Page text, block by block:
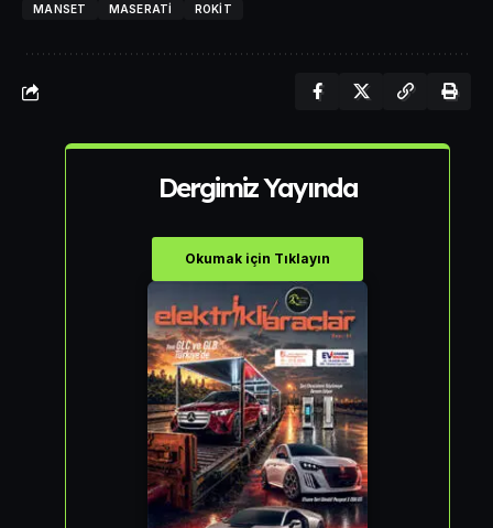
MANSET
MASERATI ROKİT
Dergimiz Yayında
Okumak için Tıklayın